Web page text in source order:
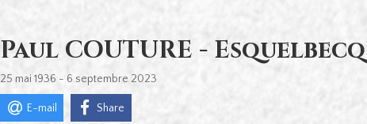
Paul COUTURE - Esquelbecq
25 mai 1936 - 6 septembre 2023
E-mail Share